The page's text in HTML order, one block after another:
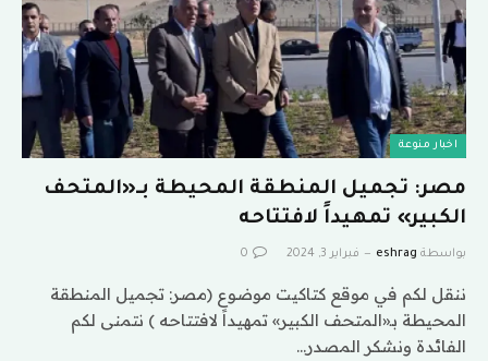
اخبار منوعة
مصر: تجميل المنطقة المحيطة بـ«المتحف
الكبير» تمهيداً لافتتاحه
بواسطة eshrag فبراير 3, 2024 0
ننقل لكم في موقع كتاكيت موضوع (مصر: تجميل المنطقة
المحيطة بـ«المتحف الكبير» تمهيداً لافتتاحه ) نتمنى لكم
الفائدة ونشكر المصدر…